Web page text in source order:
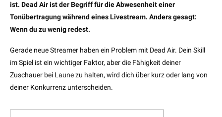
ist. Dead Air ist der Begriff für die Abwesenheit einer
Tonübertragung während eines Livestream. Anders gesagt:
Wenn du zu wenig redest.
Gerade neue Streamer haben ein Problem mit Dead Air. Dein Skill
im Spiel ist ein wichtiger Faktor, aber die Fähigkeit deiner
Zuschauer bei Laune zu halten, wird dich über kurz oder lang von
deiner Konkurrenz unterscheiden.